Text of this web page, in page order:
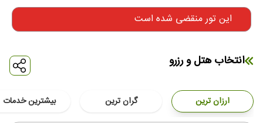
این تور منقضی شده است
انتخاب هتل و رزرو
ارزان ترین گران ترین بیشترین خدمات